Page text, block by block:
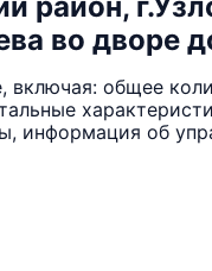
во
общее
информация об